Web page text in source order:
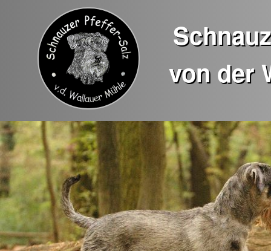
von der